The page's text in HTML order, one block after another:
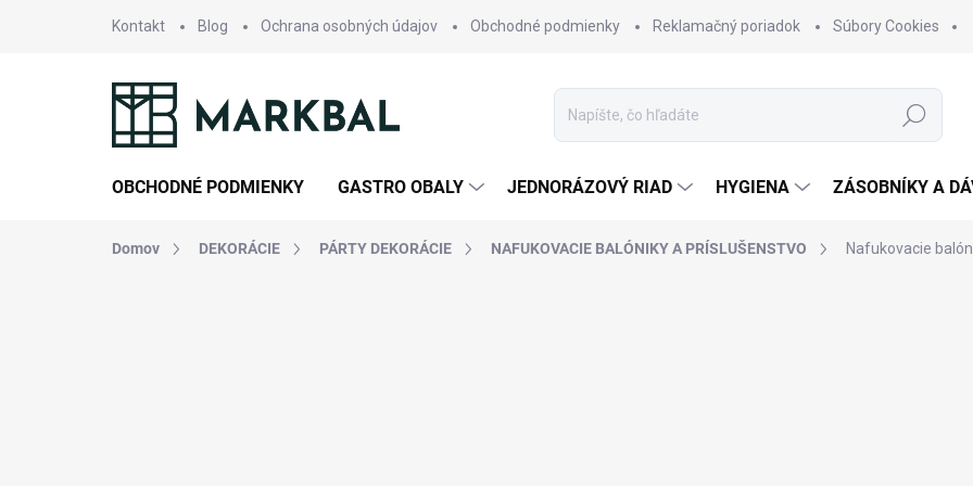
Kontakt Blog Ochrana osobných údajov Obchodné podmienky Reklamačný poriadok Súbory Cookies
Hľadať
OBCHODNÉ PODMIENKY GASTRO OBALY JEDNORÁZOVÝ RIAD HYGIENA ZÁSOBNÍKY A
Domov DEKORÁCIE PÁRTY DEKORÁCIE NAFUKOVACIE BALÓNIKY A PRÍSLUŠENSTVO Nafukovacie